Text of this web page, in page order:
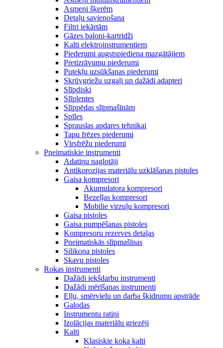
Asmeņi šķerēm
Detaļu savienošana
Filtri iekārtām
Gāzes baloni-kartridži
Kalti elektroinstrumentiem
Piederumi augstspiediena mazgātājiem
Pretizrāvumu piederumi
Putekļu uzsūkšanas piederumi
Skrūvgriežu uzgaļi un dažādi adapteri
Slīpdiski
Slīplentes
Slīppēdas slīpmašīnām
Spīles
Sprauslas apdares tehnikai
Tapu frēzes piederumi
Virsfrēžu piederumi
Pneimatiskie instrumenti
Adatiņu naglotāji
Antikorozijas materiālu uzklāšanas pistoles
Gaisa kompresori
Akumulatora kompresori
Bezeļļas kompresori
Mobilie virzuļu kompresori
Gaisa pistoles
Gaisa pumpēšanas pistoles
Kompresoru rezerves detaļas
Pneimatiskās slīpmašīnas
Silikona pistoles
Skavu pistoles
Rokas instrumenti
Dažādi iekšdarbu instrumenti
Dažādi mērīšanas instrumenti
Eļļu, smērvielu un darba šķidrumu apstrāde
Galodas
Instrumentu ratiņi
Izolācijas materiālu griezēji
Kalti
Klasiskie koka kalti